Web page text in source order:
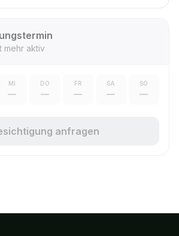
mehr aktiv
MI
—
DO
—
FR
—
SA
—
SO
—
anfragen